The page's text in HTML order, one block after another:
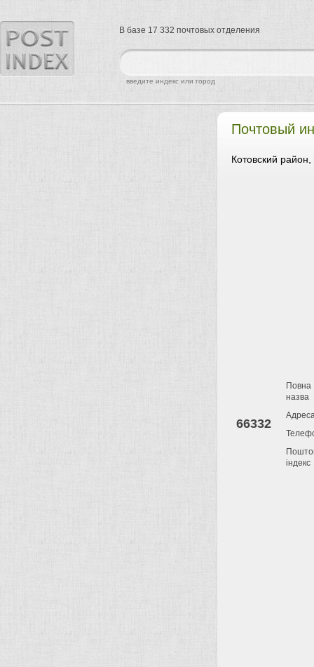
Почтовый
Котовский
66332
Повна
назва
індекс
найти
введите индекс или город
В базе 17 332 почтовых отделения